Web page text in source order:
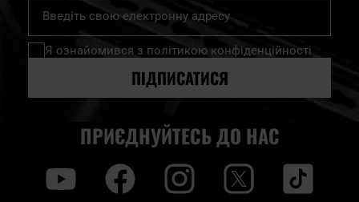
Підпишіться
нашу
розсилку
Я ознайомився з політикою конфіденційності
ПІДПИСАТИСЯ
ПРИЄДНУЙТЕСЬ ДО НАС